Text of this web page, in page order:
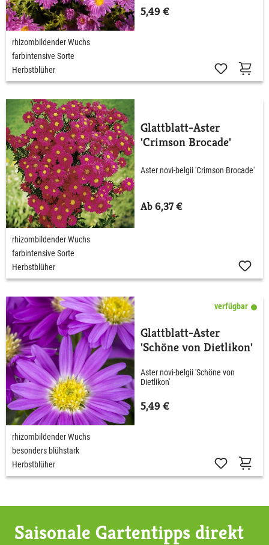
5,49 €
rhizombildender Wuchs
farbintensive Sorte
Herbstblüher
Glattblatt-Aster
'Crimson Brocade'
Aster novi-belgii 'Crimson Brocade'
Ab 6,37 €
rhizombildender Wuchs
farbintensive Sorte
Herbstblüher
verfügbar
Glattblatt-Aster
'Schöne von Dietlikon'
Aster novi-belgii 'Schöne von
Dietlikon'
5,49 €
rhizombildender Wuchs
besonders blühstark
Herbstblüher
Saisonale Gartentipps direkt